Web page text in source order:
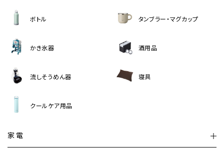
ボトル タンブラー・マグカップ
かき氷器 酒用品
流しそうめん器 寝具
クールケア用品
家電